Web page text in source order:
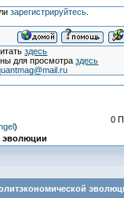
зарегистрируйтесь.
здесь
для просмотраздесь
)
эволюции
0